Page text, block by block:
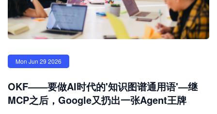
Mon Jun 29 2026
OKF——要做AI时代的'知识图谱通用语'—继
MCP之后，Google又扔出一张Agent王牌